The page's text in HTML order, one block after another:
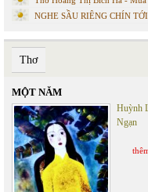
NGHE SẦU RIÊNG CHÍN TỚI
Thơ
MỘT NĂM
Huỳnh
Ngạn